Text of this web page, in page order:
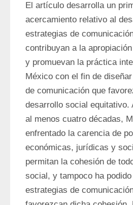
El artículo desarrolla un
acercamiento relativo al
estrategias de
contribuyan a la
y promuevan la práctica
México con el fin de
de comunicación que
desarrollo social equitativo.
al menos cuatro décadas,
enfrentado la carencia de
económicas, jurídicas y
permitan la cohesión de
social, y tampoco ha
estrategias de